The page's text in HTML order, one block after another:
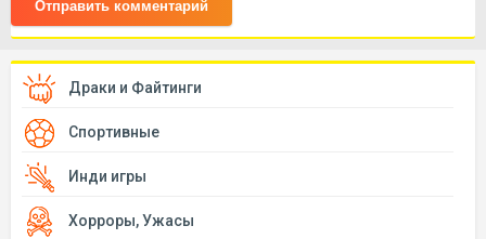
Отправить комментарий
Драки и Файтинги
Спортивные
Инди игры
Хорроры, Ужасы